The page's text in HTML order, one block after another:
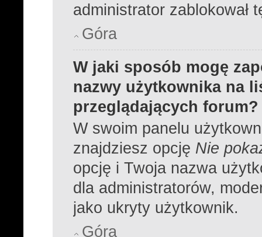
administrator zablokował
Góra
W jaki sposób mogę
nazwy użytkownika na
przeglądających forum?
W swoim panelu
znajdziesz opcję Nie
opcję i Twoja nazwa
dla administratorów,
jako ukryty użytkownik.
Góra